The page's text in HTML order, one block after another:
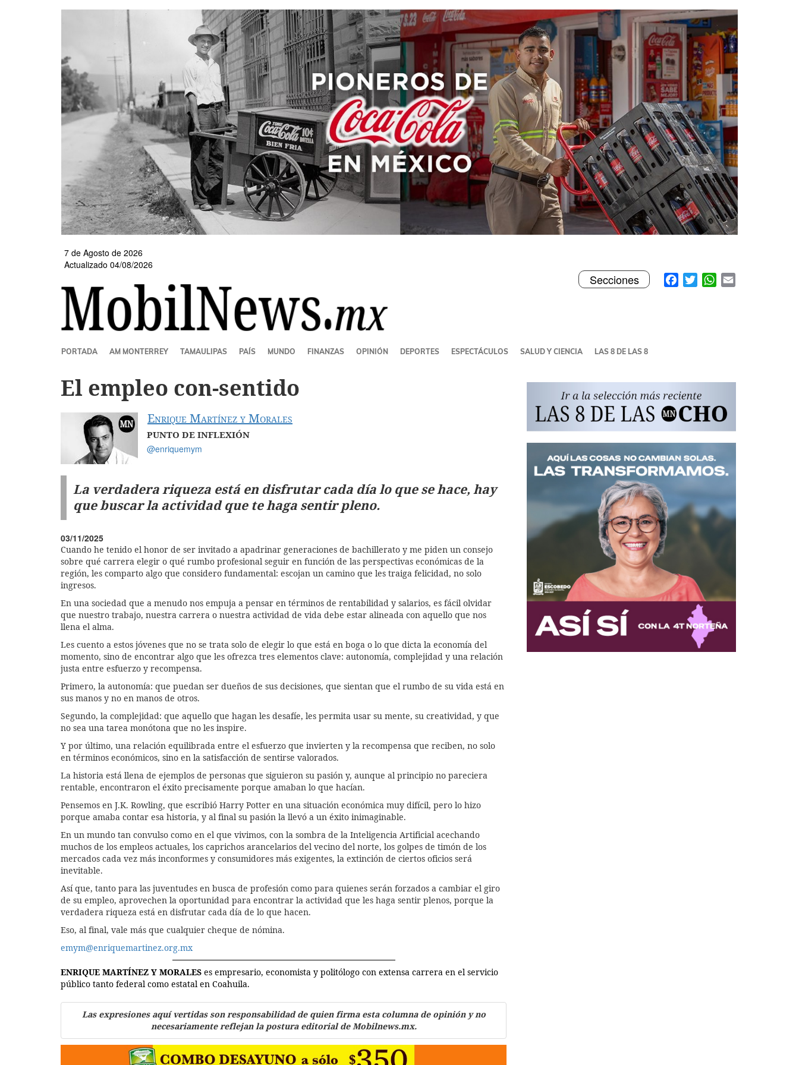
7 de Agosto de 2026
Actualizado 04/08/2026
Facebook
TwitterWhatsApp
Toggle
navigation
Secciones
SECCIONES
PORTADA AM MONTERREY TAMAULIPAS PAÍS MUNDO FINANZAS OPINIÓN DEPORTES ESPECTÁCULOS SALUD Y CIENCIA LAS 8 DE LAS 8
El empleo con-sentido
Enrique Martínez y Morales
PUNTO DE INFLEXIÓN
@enriquemym
La verdadera riqueza está en disfrutar cada día lo que se hace, hay
que buscar la actividad que te haga sentir pleno.
03/11/2025
Cuando he tenido el honor de ser invitado a apadrinar generaciones de bachillerato y me piden un consejo
sobre qué carrera elegir o qué rumbo profesional seguir en función de las perspectivas económicas de la
región, les comparto algo que considero fundamental: escojan un camino que les traiga felicidad, no solo
ingresos.
En una sociedad que a menudo nos empuja a pensar en términos de rentabilidad y salarios, es fácil olvidar
que nuestro trabajo, nuestra carrera o nuestra actividad de vida debe estar alineada con aquello que nos
llena el alma.
Les cuento a estos jóvenes que no se trata solo de elegir lo que está en boga o lo que dicta la economía del
momento, sino de encontrar algo que les ofrezca tres elementos clave: autonomía, complejidad y una relación
justa entre esfuerzo y recompensa.
Primero, la autonomía: que puedan ser dueños de sus decisiones, que sientan que el rumbo de su vida está en
sus manos y no en manos de otros.
Segundo, la complejidad: que aquello que hagan les desafíe, les permita usar su mente, su creatividad, y que
no sea una tarea monótona que no les inspire.
Y por último, una relación equilibrada entre el esfuerzo que invierten y la recompensa que reciben, no solo
en términos económicos, sino en la satisfacción de sentirse valorados.
La historia está llena de ejemplos de personas que siguieron su pasión y, aunque al principio no pareciera
rentable, encontraron el éxito precisamente porque amaban lo que hacían.
Pensemos en J.K. Rowling, que escribió Harry Potter en una situación económica muy difícil, pero lo hizo
porque amaba contar esa historia, y al final su pasión la llevó a un éxito inimaginable.
En un mundo tan convulso como en el que vivimos, con la sombra de la Inteligencia Artificial acechando
muchos de los empleos actuales, los caprichos arancelarios del vecino del norte, los golpes de timón de los
mercados cada vez más inconformes y consumidores más exigentes, la extinción de ciertos oficios será
inevitable.
Así que, tanto para las juventudes en busca de profesión como para quienes serán forzados a cambiar el giro
de su empleo, aprovechen la oportunidad para encontrar la actividad que les haga sentir plenos, porque la
verdadera riqueza está en disfrutar cada día de lo que hacen.
Eso, al final, vale más que cualquier cheque de nómina.
emym@enriquemartinez.org.mx
ENRIQUE MARTÍNEZ Y MORALES es empresario, economista y politólogo con extensa carrera en el servicio
público tanto federal como estatal en Coahuila.
Las expresiones aquí vertidas son responsabilidad de quien firma esta columna de opinión y no
necesariamente reflejan la postura editorial de Mobilnews.mx.